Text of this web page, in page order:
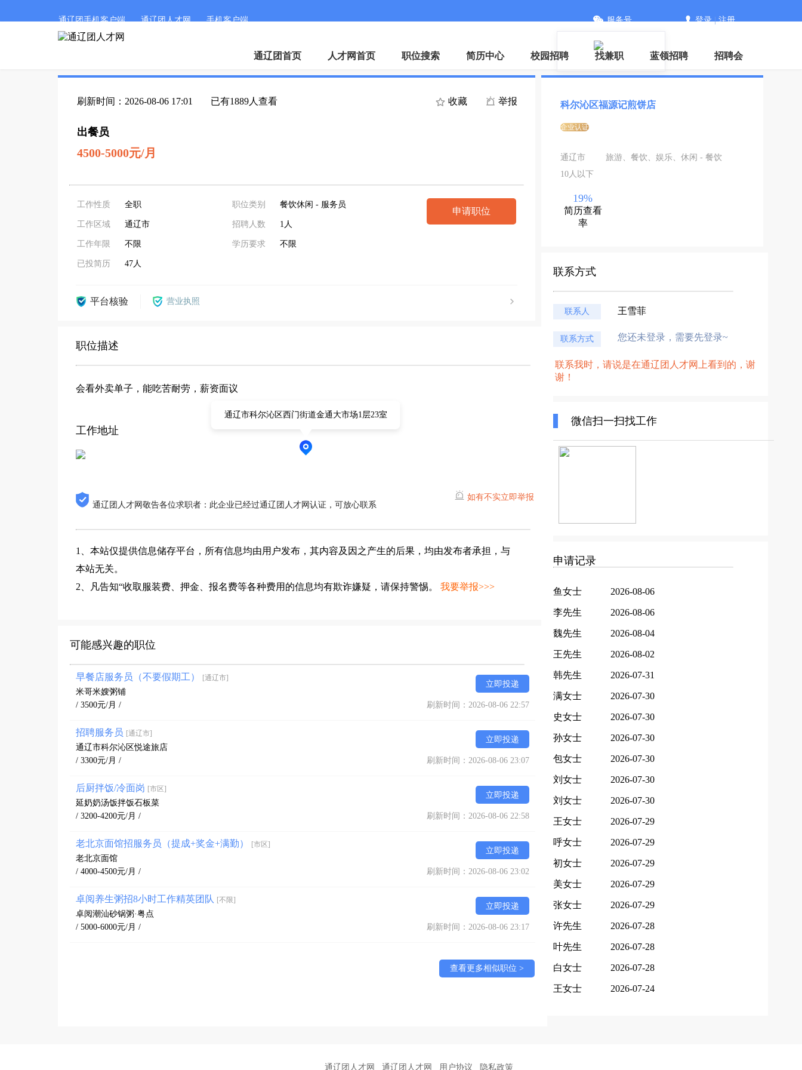
通辽团手机客户端 通辽团人才网 手机客户端
微信
服务号 登录|注册
通辽团首页 人才网首页 职位搜索 简历中心 校园招聘 找兼职 蓝领招聘 招聘会
刷新时间：2026-08-06 17:01 已有1889人查看 收藏 举报
出餐员
4500-5000元/月
工作性质 全职
工作区域 通辽市
工作年限 不限
已投简历 47人
职位类别 餐饮休闲 - 服务员
招聘人数 1人
学历要求 不限
申请职位
平台核验 营业执照
职位描述
会看外卖单子，能吃苦耐劳，薪资面议
工作地址
通辽市科尔沁区西门街道金通大市场1层23室
通辽团人才网敬告各位求职者：此企业已经过通辽团人才网认证，可放心联系
如有不实立即举报
1、本站仅提供信息储存平台，所有信息均由用户发布，其内容及因之产生的后果，均由发布者承担，与
本站无关。
2、凡告知“收取服装费、押金、报名费等各种费用的信息均有欺诈嫌疑，请保持警惕。 我要举报>>>
可能感兴趣的职位
早餐店服务员（不要假期工） [通辽市]
立即投递
米哥米嫂粥铺
/ 3500元/月 /
刷新时间：2026-08-06 22:57
招聘服务员 [通辽市]
立即投递
通辽市科尔沁区悦途旅店
/ 3300元/月 /
刷新时间：2026-08-06 23:07
后厨拌饭/冷面岗 [市区]
立即投递
延奶奶汤饭拌饭石板菜
/ 3200-4200元/月 /
刷新时间：2026-08-06 22:58
老北京面馆招服务员（提成+奖金+满勤） [市区]
立即投递
老北京面馆
/ 4000-4500元/月 /
刷新时间：2026-08-06 23:02
卓阅养生粥招8小时工作精英团队 [不限]
立即投递
卓阅潮汕砂锅粥·粤点
/ 5000-6000元/月 /
刷新时间：2026-08-06 23:17
查看更多相似职位 >
科尔沁区福源记煎饼店
企业认证
通辽市
旅游、餐饮、娱乐、休闲 - 餐饮
10人以下
19%
简历查看
率
联系方式
联系人 王雪菲
联系方式 您还未登录，需要先登录~
联系我时，请说是在通辽团人才网上看到的，谢
谢！
微信扫一扫找工作
申请记录
鱼女士 2026-08-06
李先生 2026-08-06
魏先生 2026-08-04
王先生 2026-08-02
韩先生 2026-07-31
满女士 2026-07-30
史女士 2026-07-30
孙女士 2026-07-30
包女士 2026-07-30
刘女士 2026-07-30
刘女士 2026-07-30
王女士 2026-07-29
呼女士 2026-07-29
初女士 2026-07-29
美女士 2026-07-29
张女士 2026-07-29
许先生 2026-07-28
叶先生 2026-07-28
白女士 2026-07-28
王女士 2026-07-24
通辽团人才网 通辽团人才网 用户协议 隐私政策